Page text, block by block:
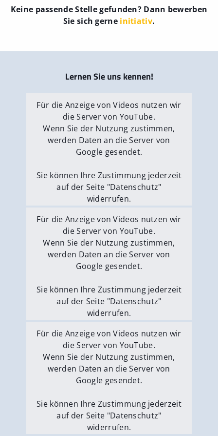
Keine passende Stelle gefunden? Dann bewerben
Sie sich gerne initiativ.
Lernen Sie uns kennen!
Für die Anzeige von Videos nutzen wir
die Server von YouTube.
Wenn Sie der Nutzung zustimmen,
werden Daten an die Server von
Google gesendet.
Sie können Ihre Zustimmung jederzeit
auf der Seite "Datenschutz"
widerrufen.
Externe Medien erlauben
Für die Anzeige von Videos nutzen wir
die Server von YouTube.
Wenn Sie der Nutzung zustimmen,
werden Daten an die Server von
Google gesendet.
Sie können Ihre Zustimmung jederzeit
auf der Seite "Datenschutz"
widerrufen.
Externe Medien erlauben
Für die Anzeige von Videos nutzen wir
die Server von YouTube.
Wenn Sie der Nutzung zustimmen,
werden Daten an die Server von
Google gesendet.
Sie können Ihre Zustimmung jederzeit
auf der Seite "Datenschutz"
widerrufen.